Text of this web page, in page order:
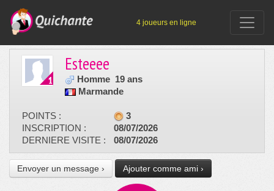
4 joueurs en ligne
Esteeee
Homme 19 ans
Marmande
POINTS :
3
INSCRIPTION :
08/07/2026
DERNIERE VISITE :
08/07/2026
Envoyer un message › Ajouter comme ami ›